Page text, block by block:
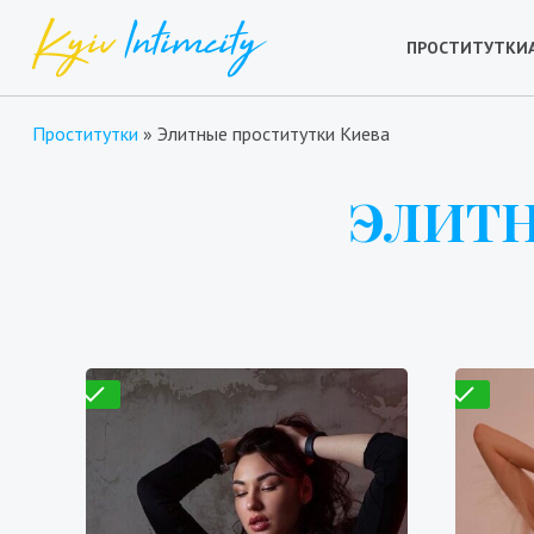
ПРОСТИТУТКИ
Проститутки » Элитные проститутки Киева
Проверено